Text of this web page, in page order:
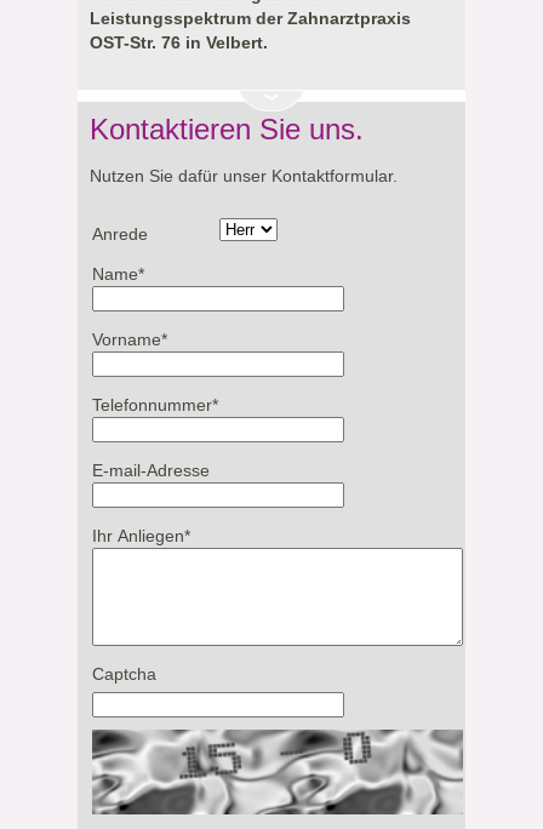
Leistungsspektrum der Zahnarztpraxis
OST-Str. 76 in Velbert.
Kontaktieren Sie uns.
Nutzen Sie dafür unser Kontaktformular.
Anrede
Name*
Vorname*
Telefonnummer*
E-mail-Adresse
Ihr Anliegen*
Captcha